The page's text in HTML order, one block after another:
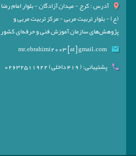
آدرس : کرج - میدان آزادگان - بلوار امام رضا
(ع) - بلوار تربیت مربی - مرکز تربیت مربی و
پژوهش‌های سازمان آموزش فنی و حرفه‌ای کشور
mr.ebrahimi2003 [at] gmail.com
پشتیبانی: ( 419 داخلی) 02632511922